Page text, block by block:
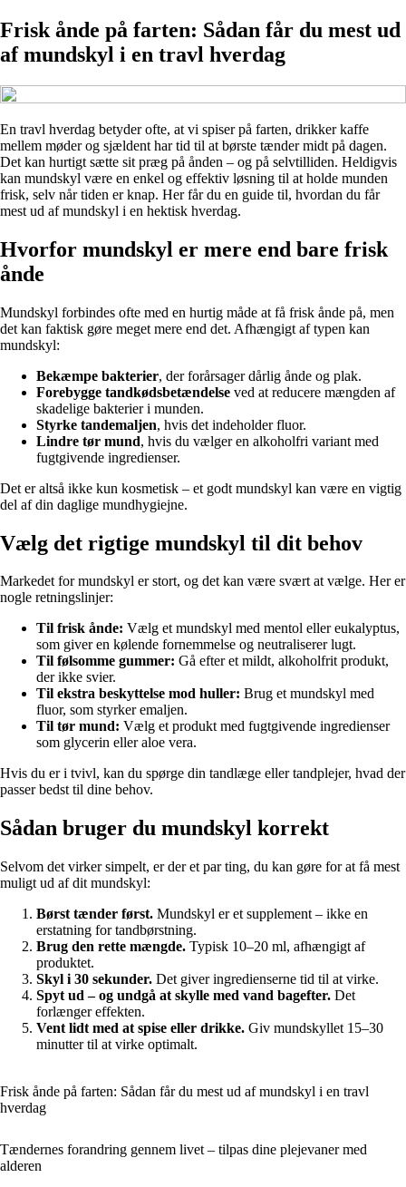
Frisk ånde på farten: Sådan får du mest ud
af mundskyl i en travl hverdag
En travl hverdag betyder ofte, at vi spiser på farten, drikker kaffe
mellem møder og sjældent har tid til at børste tænder midt på dagen.
Det kan hurtigt sætte sit præg på ånden – og på selvtilliden. Heldigvis
kan mundskyl være en enkel og effektiv løsning til at holde munden
frisk, selv når tiden er knap. Her får du en guide til, hvordan du får
mest ud af mundskyl i en hektisk hverdag.
Hvorfor mundskyl er mere end bare frisk
ånde
Mundskyl forbindes ofte med en hurtig måde at få frisk ånde på, men
det kan faktisk gøre meget mere end det. Afhængigt af typen kan
mundskyl:
Bekæmpe bakterier, der forårsager dårlig ånde og plak.
Forebygge tandkødsbetændelse ved at reducere mængden af
skadelige bakterier i munden.
Styrke tandemaljen, hvis det indeholder fluor.
Lindre tør mund, hvis du vælger en alkoholfri variant med
fugtgivende ingredienser.
Det er altså ikke kun kosmetisk – et godt mundskyl kan være en vigtig
del af din daglige mundhygiejne.
Vælg det rigtige mundskyl til dit behov
Markedet for mundskyl er stort, og det kan være svært at vælge. Her er
nogle retningslinjer:
Til frisk ånde: Vælg et mundskyl med mentol eller eukalyptus,
som giver en kølende fornemmelse og neutraliserer lugt.
Til følsomme gummer: Gå efter et mildt, alkoholfrit produkt,
der ikke svier.
Til ekstra beskyttelse mod huller: Brug et mundskyl med
fluor, som styrker emaljen.
Til tør mund: Vælg et produkt med fugtgivende ingredienser
som glycerin eller aloe vera.
Hvis du er i tvivl, kan du spørge din tandlæge eller tandplejer, hvad der
passer bedst til dine behov.
Sådan bruger du mundskyl korrekt
Selvom det virker simpelt, er der et par ting, du kan gøre for at få mest
muligt ud af dit mundskyl:
Børst tænder først. Mundskyl er et supplement – ikke en
erstatning for tandbørstning.
Brug den rette mængde. Typisk 10–20 ml, afhængigt af
produktet.
Skyl i 30 sekunder. Det giver ingredienserne tid til at virke.
Spyt ud – og undgå at skylle med vand bagefter. Det
forlænger effekten.
Vent lidt med at spise eller drikke. Giv mundskyllet 15–30
minutter til at virke optimalt.
Frisk ånde på farten: Sådan får du mest ud af mundskyl i en travl
hverdag
Tændernes forandring gennem livet – tilpas dine plejevaner med
alderen